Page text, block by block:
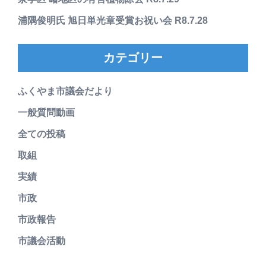
浦隅俊明氏 旭日単光章受賞お祝い会 R8.7.28
カテゴリー
ふくやま市議会だより
一般質問動画
全ての投稿
取組
実績
市政
市政報告
市議会活動